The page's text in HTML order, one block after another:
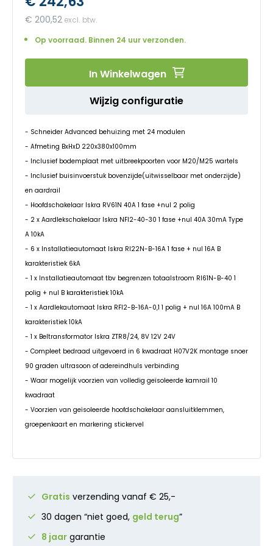
€ 200,52
Op voorraad. Binnen 24 uur verzonden.
Wijzig configuratie
In Winkelwagen
- Schneider Advanced behuizing met 24 modulen
- Afmeting BxHxD 220x380x100mm
- Inclusief bodemplaat met uitbreekpoorten voor M20/M25 wartels
- Inclusief buisinvoerstuk bovenzijde(uitwisselbaar met onderzijde)
en aardrail
- Hoofdschakelaar Iskra RV61N 40A 1 fase +nul 2 polig
- 2 x Aardlekschakelaar Iskra NFI2-40-30 1 fase +nul 40A 30mA Type
A 10kA
- 6 x Installatieautomaat Iskra RI22N-B-16A 1 fase + nul 16A B
karakteristiek 6kA
- 1 x Installatieautomaat tbv begrenzen totaalstroom RI61N-B-40 1
polig + nul B karakteristiek 10kA
- 1 x Aardlekautomaat Iskra RFI2-B-16A-0,1 1 polig + nul 16A 100mA B
karakteristiek 10kA
- 1 x Beltransformator Iskra ZTR8/24, 8V 12V 24V
- Compleet bedraad uitgevoerd in 6 kwadraat H07V2K montage snoer
90 graden ultrasoon of adereindhuls verbinding
- Waar mogelijk voorzien van volledig geïsoleerde kamrail 10
kwadraat
- Voorzien van geïsoleerde hoofdschakelaar aansluitklemmen,
groepenkaart en markering stickervel
Gratis verzending vanaf € 25,-
30 dagen “niet goed, geld terug”
8 jaar garantie
afbeeldingen-